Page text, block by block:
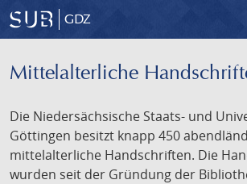
GDZ
Mittelalterliche
Die Niedersächsische Staats- und
Göttingen besitzt knapp 450
mittelalterliche Handschriften. Die
wurden seit der Gründung der